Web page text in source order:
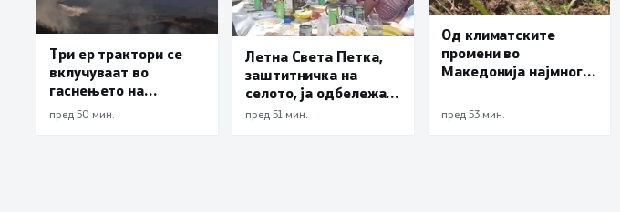
Три ер трактори се
вклучуваат во
гаснењето на
пожарот во Сопиште
пред 50 мин.
Летна Света Петка,
заштитничка на
селото, ја одбележаа
Македонците во село
пред 51 мин.
Од климатските
промени во
Македонија најмногу
земјоделството
пред 53 мин.